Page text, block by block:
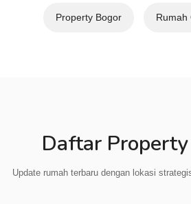
Property Bogor Rumah
Daftar
Update rumah terbaru dengan lokasi